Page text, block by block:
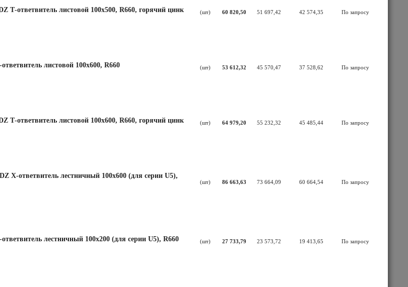
Т-ответвитель листовой 100х500, R660, горячий цинк (шт) 60 820,50 51 697,42 42 574,35 По запросу
листовой 100х600, R660 (шт) 53 612,32 45 570,47 37 528,62 По запросу
Т-ответвитель листовой 100х600, R660, горячий цинк (шт) 64 979,20 55 232,32 45 485,44 По запросу
Х-ответвитель лестничный 100х600 (для серии U5),
(шт) 86 663,63 73 664,09 60 664,54 По запросу
лестничный 100х200 (для серии U5), R660 (шт) 27 733,79 23 573,72 19 413,65 По запросу